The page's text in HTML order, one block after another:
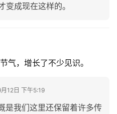
变成现在这样的。
气，增长了不少见识。
12日 下午5:19
是我们这里还保留着许多传